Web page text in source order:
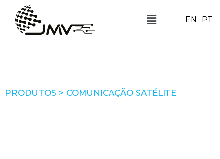
EN PT
PRODUTOS > COMUNICAÇÃO SATÉLITE